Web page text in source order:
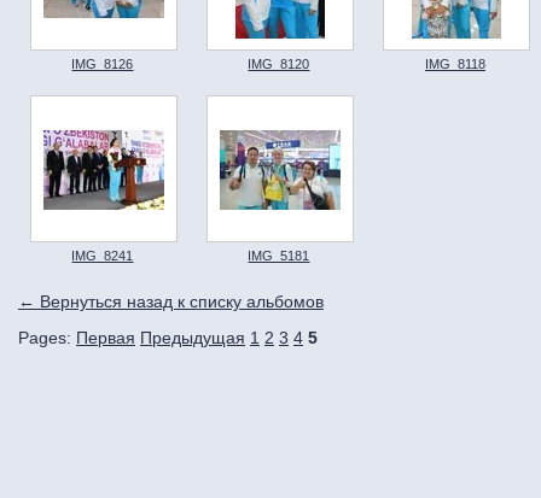
IMG_8126 IMG_8120 IMG_8118
IMG_8241 IMG_5181
← Вернуться назад к списку альбомов
Pages: Первая Предыдущая 1 2 3 4 5